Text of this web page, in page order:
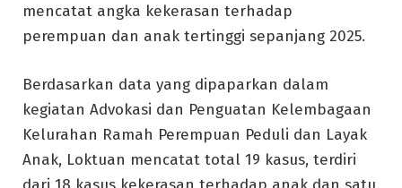
mencatat angka kekerasan terhadap
perempuan dan anak tertinggi sepanjang 2025.
Berdasarkan data yang dipaparkan dalam
kegiatan Advokasi dan Penguatan Kelembagaan
Kelurahan Ramah Perempuan Peduli dan Layak
Anak, Loktuan mencatat total 19 kasus, terdiri